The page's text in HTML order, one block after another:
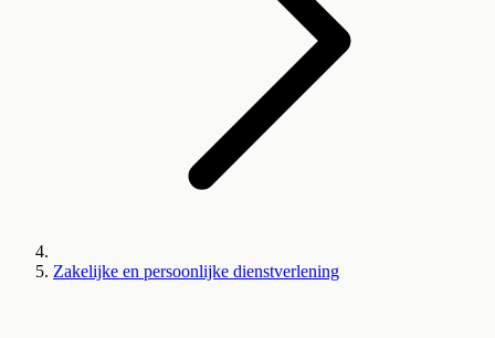
Zakelijke en persoonlijke dienstverlening